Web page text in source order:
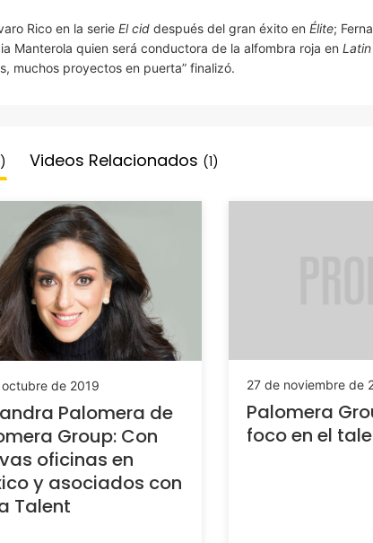
Rico en la serie El cid después del gran éxito en Élite;
Manterola quien será conductora de la alfombra roja en
muchos proyectos en puerta” finalizó.
Videos Relacionados (1)
octubre de 2019
Palomera de
Group: Con
oficinas en
y asociados con
Talent
27 de noviembre de
Palomera
foco en el